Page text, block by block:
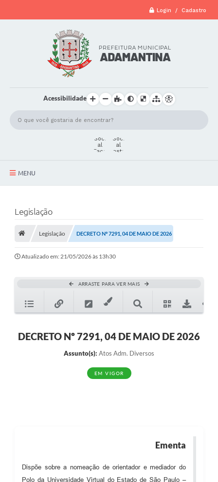
Login / Cadastro
Acessibilidade
MENU
Secretarias
Legislação
Atos Municipais
Legislação
Legislação DECRETO Nº 7291, 04 DE MAIO DE 2026
Atualizado em: 21/05/2026 às 13h30
ARRASTE PARA VER MAIS
DECRETO Nº 7291, 04 DE MAIO DE 2026
Assunto(s): Atos Adm. Diversos
EM VIGOR
Ementa
Dispõe sobre a nomeação de orientador e mediador do
Polo da Universidade Virtual do Estado de São Paulo –